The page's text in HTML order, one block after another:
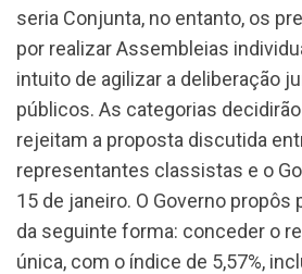
seria Conjunta, no entanto, os
por realizar Assembleias
intuito de agilizar a deliberação
públicos. As categorias
rejeitam a proposta discutida
representantes classistas e o
15 de janeiro. O Governo propôs
da seguinte forma: conceder o
única, com o índice de 5,57%,